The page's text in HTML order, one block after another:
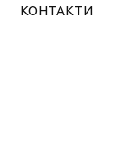
КОНТАКТИ